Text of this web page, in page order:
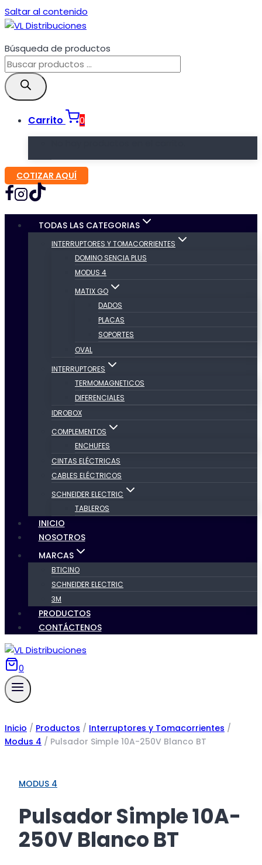
Saltar al contenido
Búsqueda de productos
Carrito
0
COTIZAR AQUÍ
TODAS LAS CATEGORIAS
INTERRUPTORES Y TOMACORRIENTES
DOMINO SENCIA PLUS
MODUS 4
MATIX GO
DADOS
PLACAS
SOPORTES
OVAL
INTERRUPTORES
TERMOMAGNETICOS
DIFERENCIALES
IDROBOX
COMPLEMENTOS
ENCHUFES
CINTAS ELÉCTRICAS
CABLES ELÉCTRICOS
SCHNEIDER ELECTRIC
TABLEROS
INICIO
NOSOTROS
MARCAS
BTICINO
SCHNEIDER ELECTRIC
3M
PRODUCTOS
CONTÁCTENOS
0
Inicio / Productos / Interruptores y Tomacorrientes /
Modus 4 / Pulsador Simple 10A-250V Blanco BT
MODUS 4
Pulsador Simple 10A-
250V Blanco BT